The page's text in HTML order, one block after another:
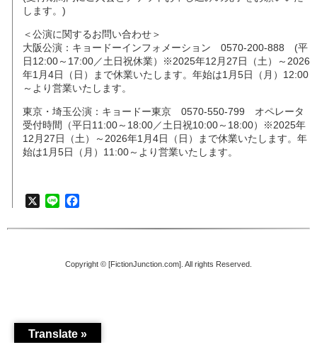
します。)
＜公演に関するお問い合わせ＞
大阪公演：キョードーインフォメーション 0570-200-888 (平
日12:00～17:00／土日祝休業）※2025年12月27日（土）～2026
年1月4日（日）まで休業いたします。年始は1月5日（月）12:00
～より営業いたします。
東京・埼玉公演：キョードー東京 0570-550-799 オペレータ
受付時間（平日11:00～18:00／土日祝10:00～18:00）※2025年
12月27日（土）～2026年1月4日（日）まで休業いたします。年
始は1月5日（月）11:00～より営業いたします。
X Line
Translate »
Copyright © [FictionJunction.com]. All rights Reserved.